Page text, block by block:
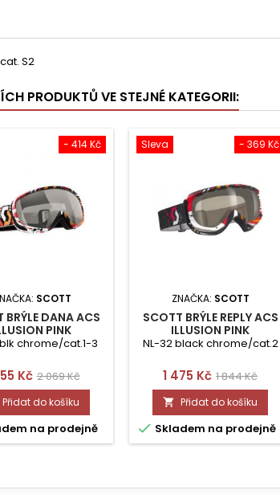
S2
PRODUKTŮ VE STEJNÉ KATEGORII:
- 414 Kč
SCOTT
BRÝLE DANA ACS
PINK
chrome/cat.1-3
Kč Běžná
cena
2 069 Kč
Přidat do košíku
na prodejně
- 369 Kč
Sleva
ZNAČKA: SCOTT
SCOTT BRÝLE REPLY ACS
ILLUSION PINK
NL-32 black chrome/cat.2
Cena
1 475 Kč Běžná
cena
1 844 Kč
 Přidat do košíku
 Skladem na prodejně